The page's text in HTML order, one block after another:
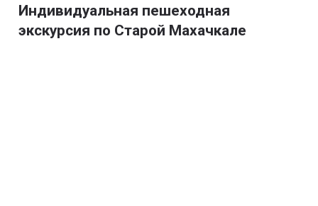
Индивидуальная пешеходная
экскурсия по Старой Махачкале